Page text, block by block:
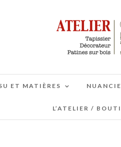
ET MATIÈRES
L’ATELIER /